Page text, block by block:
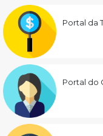
Portal da
Portal do